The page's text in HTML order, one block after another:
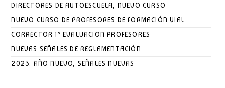
DIRECTORES DE AUTOESCUELA, NUEVO CURSO
NUEVO CURSO DE PROFESORES DE FORMACIÓN VIAL
CORRECTOR 1ª EVALUACION PROFESORES
NUEVAS SEÑALES DE REGLAMENTACIÓN
2023. AÑO NUEVO, SEÑALES NUEVAS